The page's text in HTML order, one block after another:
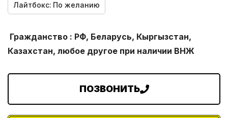
Лайтбокс: По желанию
Гражданство : РФ, Беларусь, Кыргызстан,
Казахстан, любое другое при наличии ВНЖ
ПОЗВОНИТЬ